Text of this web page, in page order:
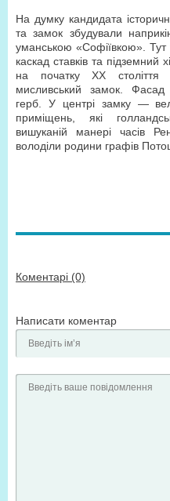
На думку кандидата
та замок збудували
уманською «Софіївкою». Тут
каскад ставків та підземний
на початку XX століття
мисливський замок. Фасад
герб. У центрі замку —
приміщень, які
вишуканій манері часів
володіли родини графів
Коментарі (0)
Написати коментар